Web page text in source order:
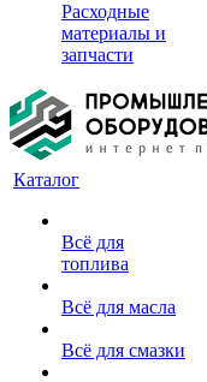
Расходные
материалы и
запчасти
Каталог
Всё для
топлива
Всё для масла
Всё для смазки